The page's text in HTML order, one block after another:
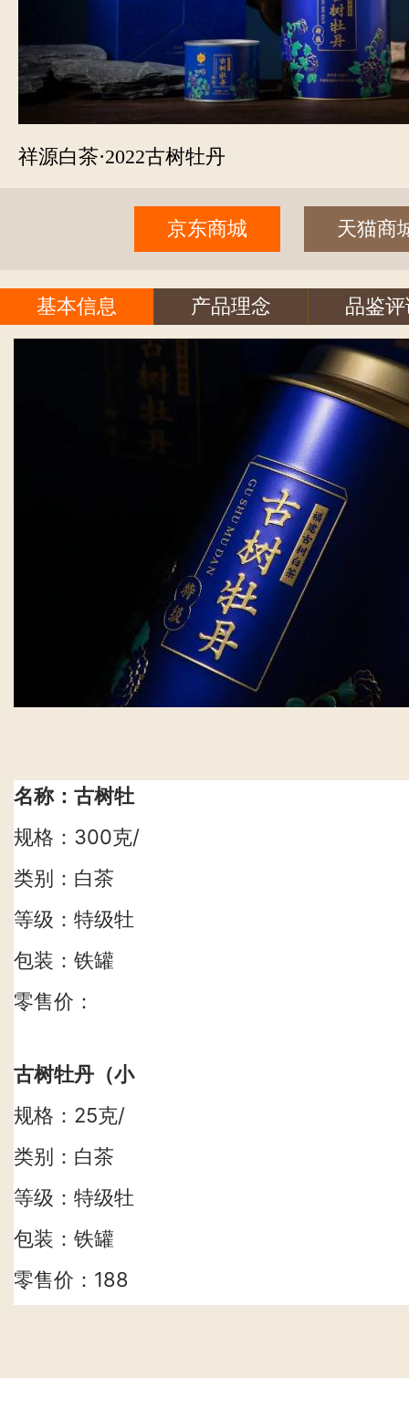
祥源白茶·2022古树牡丹
京东商城 天猫商
基本信息 产品理念 品鉴
名称：古树牡
丹
规格：300克/
罐，4罐/件
类别：白茶
（政和）
等级：特级牡
丹
包装：铁罐
+绸布礼盒
零售价：
古树牡丹（小
罐）
规格：25克/
罐，24罐/件
类别：白茶
（政和）
等级：特级牡
丹
包装：铁罐
零售价：188
元/罐